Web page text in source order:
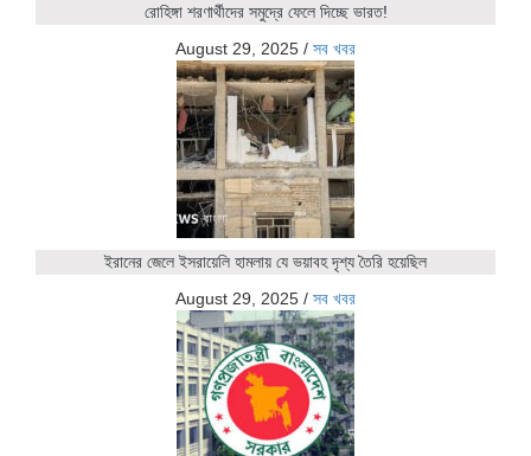
রোহিঙ্গা শরণার্থীদের সমুদ্রে ফেলে দিচ্ছে ভারত!
August 29, 2025 / সব খবর
ইরানের জেলে ইসরায়েলি হামলায় যে ভয়াবহ দৃশ্য তৈরি হয়েছিল
August 29, 2025 / সব খবর